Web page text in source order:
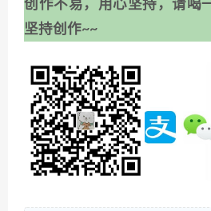
创作不易，用心坚持，请喝
坚持创作~~